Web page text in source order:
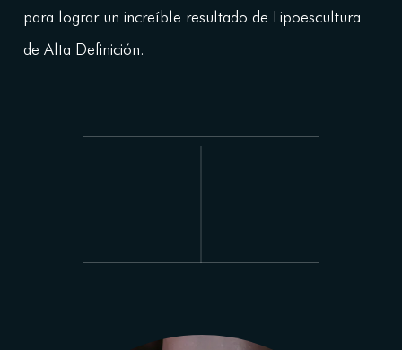
para lograr un increíble resultado de Lipoescultura
de Alta Definición.